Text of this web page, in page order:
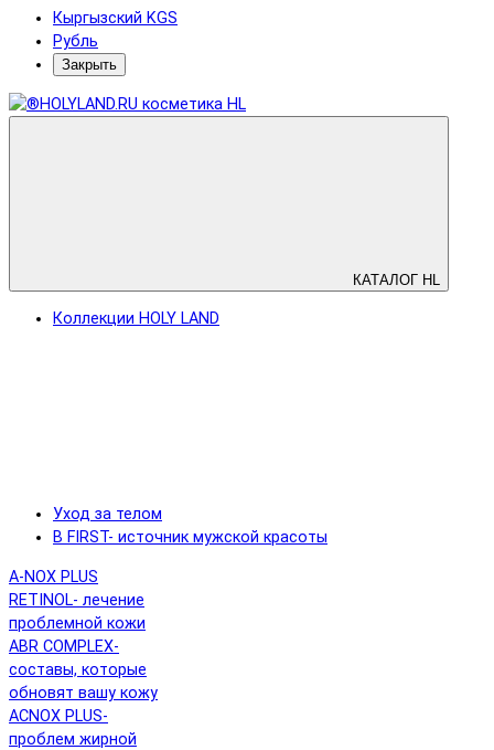
Кыргызский KGS
Рубль
Закрыть
КАТАЛОГ HL
Коллекции HOLY LAND
Уход за телом
B FIRST- источник мужской красоты
A-NOX PLUS
RETINOL- лечение
проблемной кожи
ABR COMPLEX-
составы, которые
обновят вашу кожу
ACNOX PLUS-
проблем жирной